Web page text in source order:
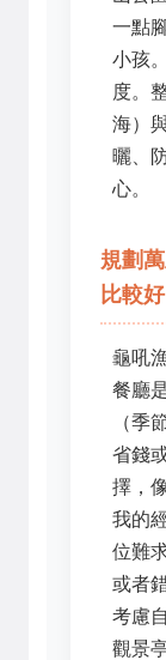
一點
小孩
度。
海）
曬、
心。
規劃
比較
龜吼
餐廳
（季
省錢
擇，
我的
位難
或者
考慮
觀景